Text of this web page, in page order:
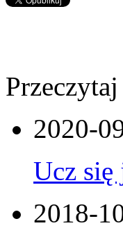
2020-
Ucz
2018-